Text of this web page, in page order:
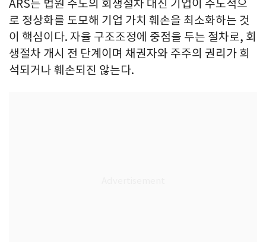
ARS는 법원 주도의 회생절차 대신 기업이 주도적으
로 정상화를 도모해 기업 가치 훼손을 최소화하는 것
이 핵심이다. 자율 구조조정에 중점을 두는 절차로, 회
생절차 개시 전 단계이며 채권자와 주주의 권리가 희
석되거나 훼손되진 않는다.